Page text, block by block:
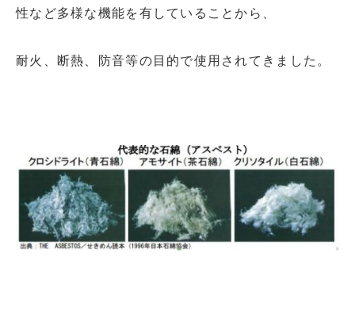
性など多様な機能を有していることから、
耐火、断熱、防音等の目的で使用されてきました。